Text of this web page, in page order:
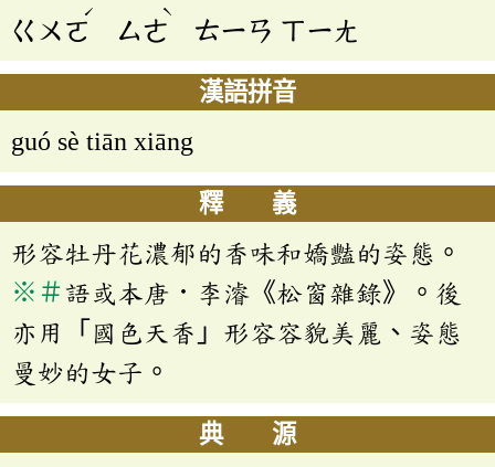
ㄍㄨㄛ
ˊ
ㄙㄜ
ˋ
ㄊㄧㄢ ㄒㄧㄤ
漢語拼音
guó sè tiān xiāng
釋 義
形容牡丹花濃郁的香味和嬌豔的姿態。
※ ＃語或本唐．李濬《松窗雜錄》。後
亦用「國色天香」形容容貌美麗、姿態
曼妙的女子。
典 源